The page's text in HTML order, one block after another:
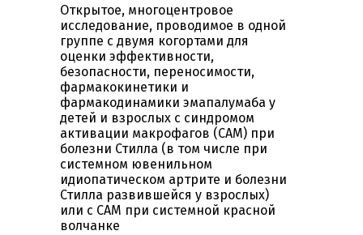
Открытое, многоцентровое
исследование, проводимое в одной
группе с двумя когортами для
оценки эффективности,
безопасности, переносимости,
фармакокинетики и
фармакодинамики эмапалумаба у
детей и взрослых с синдромом
активации макрофагов (САМ) при
болезни Стилла (в том числе при
системном ювенильном
идиопатическом артрите и болезни
Стилла развившейся у взрослых)
или с САМ при системной красной
волчанке